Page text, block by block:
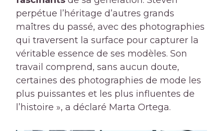
perpétue l’héritage d’autres grands
maîtres du passé, avec des photographies
qui traversent la surface pour capturer la
véritable essence de ses modèles. Son
travail comprend, sans aucun doute,
certaines des photographies de mode les
plus puissantes et les plus influentes de
l’histoire », a déclaré Marta Ortega.